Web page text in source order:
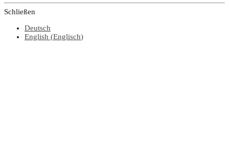
Schließen
Deutsch
English (Englisch)